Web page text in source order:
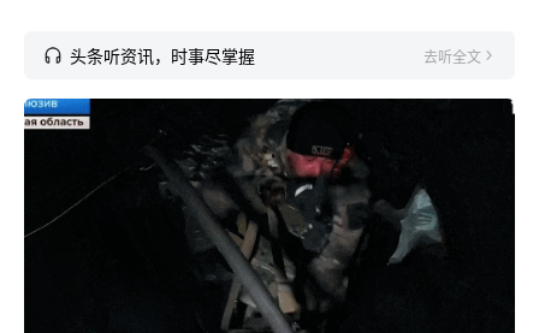
头条听资讯，时事尽掌握 去听全文